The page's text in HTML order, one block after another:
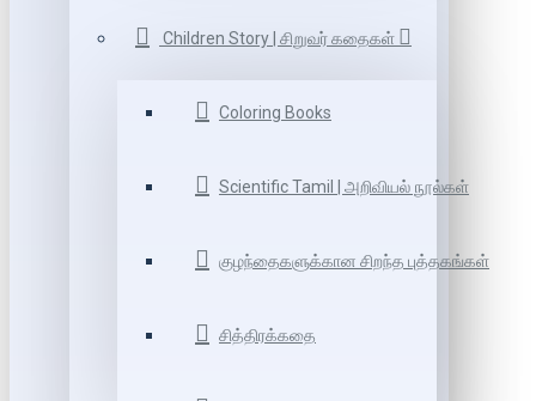
Children Story | சிறுவர் கதைகள்
Coloring Books
Scientific Tamil | அறிவியல் நூல்கள்
குழந்தைகளுக்கான சிறந்த புத்தகங்கள்
சித்திரக்கதை